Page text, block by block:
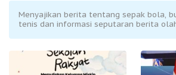
Menyajikan berita tentang sepak bola,
tenis dan informasi seputaran berita